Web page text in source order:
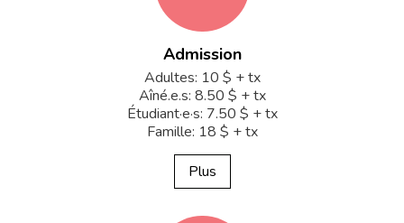
money
Admission
Adultes: 10 $ + tx
Aîné.e.s: 8.50 $ + tx
Étudiant·e·s: 7.50 $ + tx
Famille: 18 $ + tx
Plus